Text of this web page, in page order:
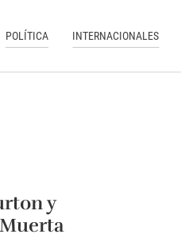
POLÍTICA INTERNACIONALES
y